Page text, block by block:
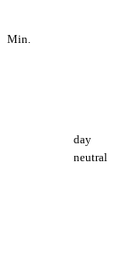
Min.
day
neutral